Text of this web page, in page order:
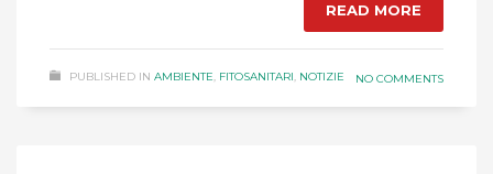
READ MORE
PUBLISHED IN AMBIENTE, FITOSANITARI, NOTIZIE NO COMMENTS